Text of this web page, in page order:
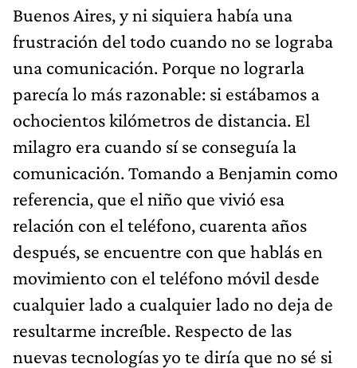
Buenos Aires, y ni siquiera había una
frustración del todo cuando no se lograba
una comunicación. Porque no lograrla
parecía lo más razonable: si estábamos a
ochocientos kilómetros de distancia. El
milagro era cuando sí se conseguía la
comunicación. Tomando a Benjamin como
referencia, que el niño que vivió esa
relación con el teléfono, cuarenta años
después, se encuentre con que hablás en
movimiento con el teléfono móvil desde
cualquier lado a cualquier lado no deja de
resultarme increíble. Respecto de las
nuevas tecnologías yo te diría que no sé si